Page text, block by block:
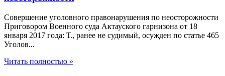
Совершение уголовного правонарушения по неосторожности
Приговором Военного суда Актауского гарнизона от 18
января 2017 года: Т., ранее не судимый, осужден по статье 465
Уголов...
Читать полностью »